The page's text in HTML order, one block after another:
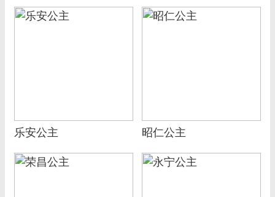
乐安公主 昭仁公主